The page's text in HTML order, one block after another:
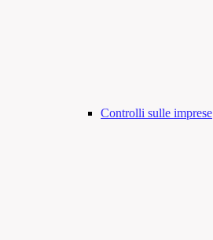
Controlli sulle imprese